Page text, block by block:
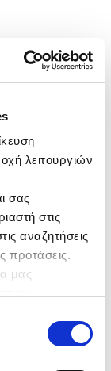
λειτουργιών
σας
στις
αναζητήσεις
προτάσεις.
μας
με την
σχετικά με